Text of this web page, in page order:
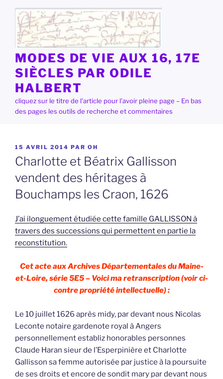
contenu
principal
MODES DE VIE AUX 16, 17E
SIÈCLES PAR ODILE
HALBERT
cliquez sur le titre de l'article pour l'avoir pleine page – En bas
des pages les outils de recherche et commentaires
PUBLIÉ
LE
15 AVRIL 2014 PAR OH
Charlotte et Béatrix Gallisson
vendent des héritages à
Bouchamps les Craon, 1626
J’ai ilonguement étudiée cette famille GALLISSON à
travers des successions qui permettent en partie la
reconstitution.
Cet acte aux Archives Départementales du Maine-
et-Loire, série 5E5 – Voici ma retranscription (voir ci-
contre propriété intellectuelle) :
Le 10 juillet 1626 après midy, par devant nous Nicolas
Leconte notaire gardenote royal à Angers
personnellement establiz honorables personnes
Claude Haran sieur de l’Esperpinière et Charlotte
Gallisson sa femme autorisée par justice à la poursuite
de ses droits et encore de sondit mary par devant nous